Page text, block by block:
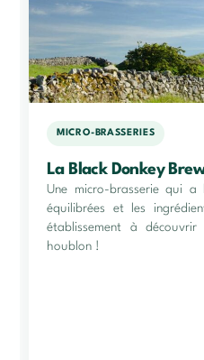
MICRO-BRASSERIES
La Black Donkey
Une micro-brasserie qui
équilibrées et les
établissement à
houblon !